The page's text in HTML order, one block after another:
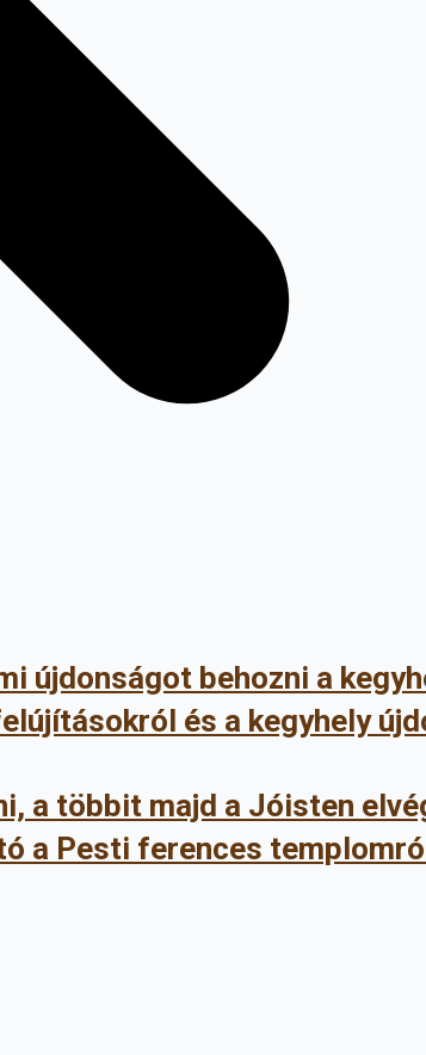
újdonságot behozni a
és a kegyhely
a többit majd a Jóisten
a Pesti ferences